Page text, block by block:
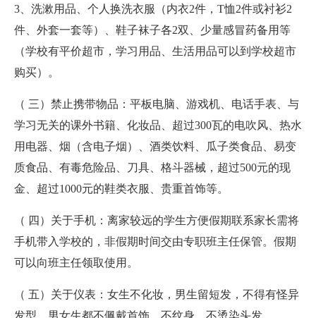
3、洗漱用品、个人换洗衣服（内衣2件，T恤2件或衬衫2
件、外套一套等）、鞋子袜子各2双、少量感冒药备用等
（学校有平价超市，学习用品、生活用品可以到学校超市
购买）。
（ 三）禁止携带物品：平板电脑、游戏机、电话手表、与
学习无关的课外书籍、化妆品、超过300瓦的电吹风、热水
用电器、烟（含电子烟）、酒类饮料、瓜子类食品、易变
质食品、有毒危险品、刀具、格斗器械，超过500元的现
金、超过1000元的鞋类衣服、贵重首饰等。
（ 四）关于手机：离家较远的学生方便假期联系家长需将
手机带入学校的，非假期时间交由专职班主任保管。假期
可以向班主任领取使用。
（ 五）关于仪表：女生不化妆，男生留短发，不得有怪异
发型。男女生都不佩戴首饰，不纹身，不烫染头发。